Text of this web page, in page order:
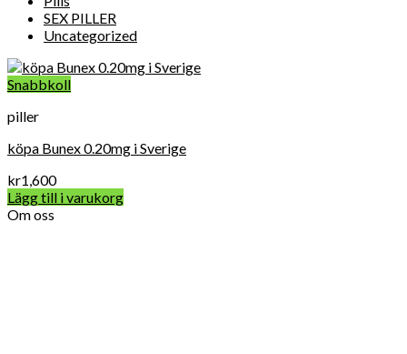
SEX PILLER
Uncategorized
Snabbkoll
piller
köpa Bunex 0.20mg i Sverige
kr1,600
Lägg till i varukorg
Om oss